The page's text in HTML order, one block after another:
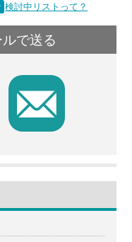
検討中リストって？
で送る
F